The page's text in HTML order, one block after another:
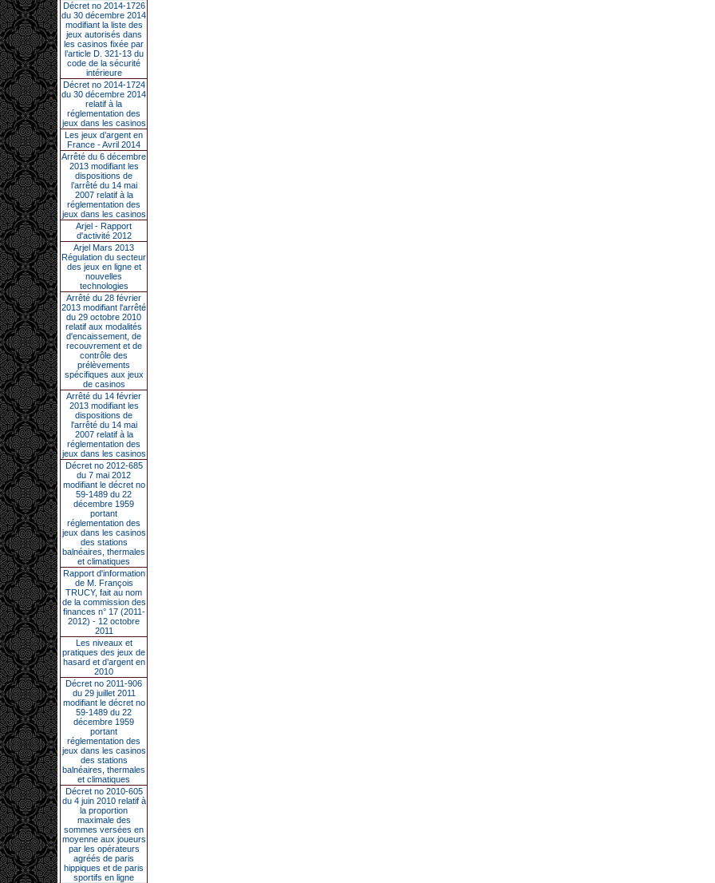
Décret no 2014-1726
du 30 décembre 2014
modifiant la liste des
jeux autorisés dans
les casinos fixée par
l’article D. 321-13 du
code de la sécurité
intérieure
Décret no 2014-1724
du 30 décembre 2014
relatif à la
réglementation des
jeux dans les casinos
Les jeux d’argent en
France - Avril 2014
Arrêté du 6 décembre
2013 modifiant les
dispositions de
l’arrêté du 14 mai
2007 relatif à la
réglementation des
jeux dans les casinos
Arjel - Rapport
d'activité 2012
Arjel Mars 2013
Régulation du secteur
des jeux en ligne et
nouvelles
technologies
Arrêté du 28 février
2013 modifiant l'arrêté
du 29 octobre 2010
relatif aux modalités
d'encaissement, de
recouvrement et de
contrôle des
prélèvements
spécifiques aux jeux
de casinos
Arrêté du 14 février
2013 modifiant les
dispositions de
l'arrêté du 14 mai
2007 relatif à la
réglementation des
jeux dans les casinos
Décret no 2012-685
du 7 mai 2012
modifiant le décret no
59-1489 du 22
décembre 1959
portant
réglementation des
jeux dans les casinos
des stations
balnéaires, thermales
et climatiques
Rapport d'information
de M. François
TRUCY, fait au nom
de la commission des
finances n° 17 (2011-
2012) - 12 octobre
2011
Les niveaux et
pratiques des jeux de
hasard et d’argent en
2010
Décret no 2011-906
du 29 juillet 2011
modifiant le décret no
59-1489 du 22
décembre 1959
portant
réglementation des
jeux dans les casinos
des stations
balnéaires, thermales
et climatiques
Décret no 2010-605
du 4 juin 2010 relatif à
la proportion
maximale des
sommes versées en
moyenne aux joueurs
par les opérateurs
agréés de paris
hippiques et de paris
sportifs en ligne